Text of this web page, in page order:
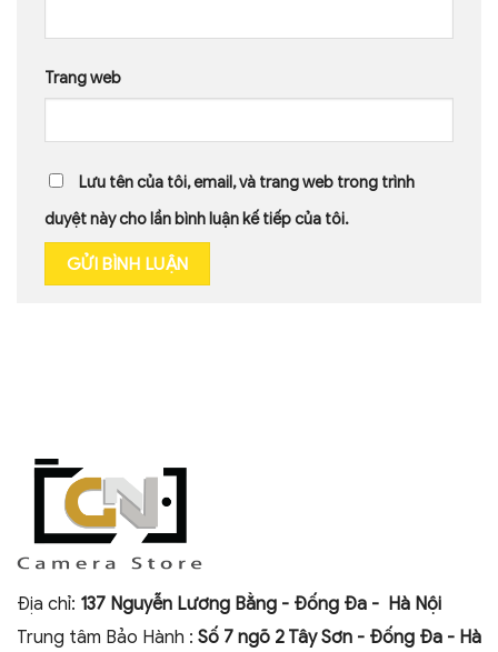
Trang web
Lưu tên của tôi, email, và trang web trong trình
duyệt này cho lần bình luận kế tiếp của tôi.
Địa chỉ: 137 Nguyễn Lương Bằng - Đống Đa - Hà Nội
Trung tâm Bảo Hành : Số 7 ngõ 2 Tây Sơn - Đống Đa - Hà